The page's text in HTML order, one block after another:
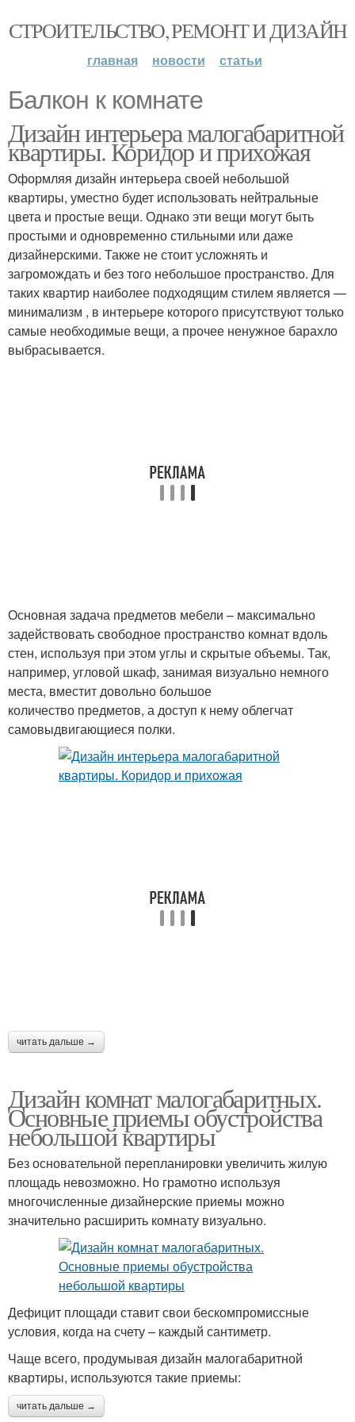
СТРОИТЕЛЬСТВО, РЕМОНТ И ДИЗАЙН
главная новости статьи
Балкон к комнате
Дизайн интерьера малогабаритной
квартиры. Коридор и прихожая
Оформляя дизайн интерьера своей небольшой
квартиры, уместно будет использовать нейтральные
цвета и простые вещи. Однако эти вещи могут быть
простыми и одновременно стильными или даже
дизайнерскими. Также не стоит усложнять и
загромождать и без того небольшое пространство. Для
таких квартир наиболее подходящим стилем является —
минимализм , в интерьере которого присутствуют только
самые необходимые вещи, а прочее ненужное барахло
выбрасывается.
Основная задача предметов мебели – максимально
задействовать свободное пространство комнат вдоль
стен, используя при этом углы и скрытые объемы. Так,
например, угловой шкаф, занимая визуально немного
места, вместит довольно большое
количество предметов, а доступ к нему облегчат
самовыдвигающиеся полки.
читать дальше →
Дизайн комнат малогабаритных.
Основные приемы обустройства
небольшой квартиры
Без основательной перепланировки увеличить жилую
площадь невозможно. Но грамотно используя
многочисленные дизайнерские приемы можно
значительно расширить комнату визуально.
Дефицит площади ставит свои бескомпромиссные
условия, когда на счету – каждый сантиметр.
Чаще всего, продумывая дизайн малогабаритной
квартиры, используются такие приемы:
читать дальше →